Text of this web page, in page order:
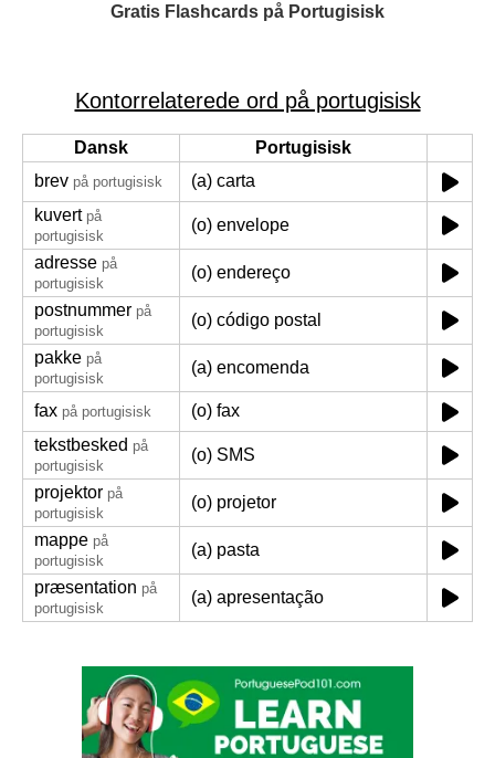
Gratis Flashcards på Portugisisk
Kontorrelaterede ord på portugisisk
Dansk
Portugisisk
brev på portugisisk
(a) carta
kuvert på
portugisisk
(o) envelope
adresse på
portugisisk
(o) endereço
postnummer på
portugisisk
(o) código postal
pakke på
portugisisk
(a) encomenda
fax på portugisisk
(o) fax
tekstbesked på
portugisisk
(o) SMS
projektor på
portugisisk
(o) projetor
mappe på
portugisisk
(a) pasta
præsentation på
portugisisk
(a) apresentação